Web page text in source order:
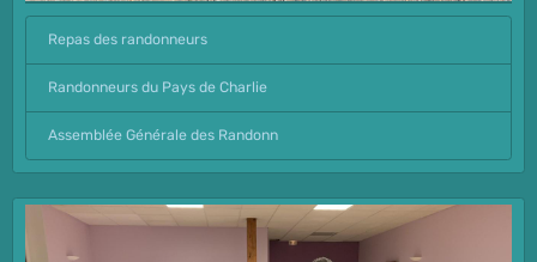
Repas des randonneurs
Randonneurs du Pays de Charlie
Assemblée Générale des Randonn